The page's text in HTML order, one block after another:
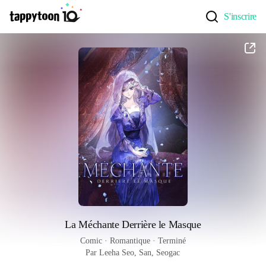
S'inscrire
La Méchante Derrière le Masque
Comic · Romantique · Terminé
Par Leeha Seo, San, Seogac